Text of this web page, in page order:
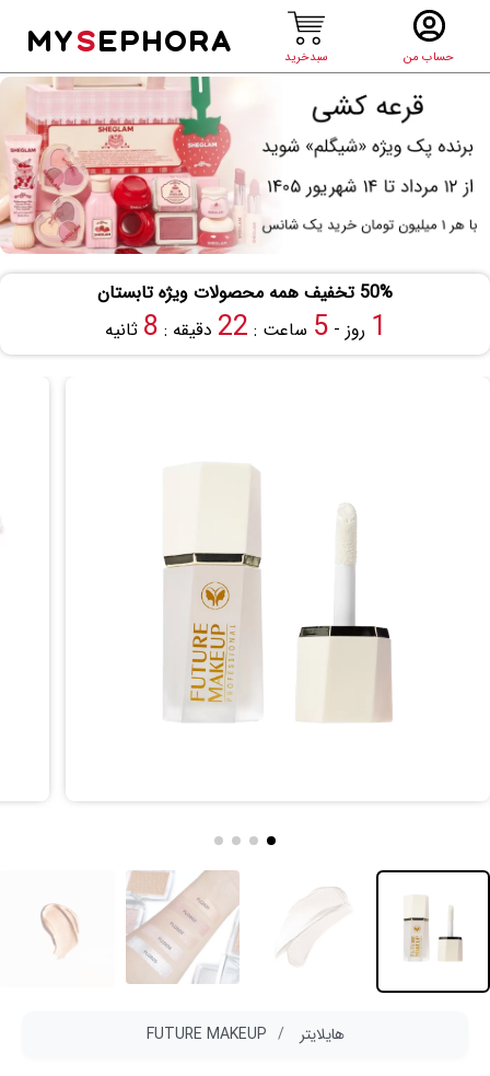
حساب من سبدخرید
MYSEPHORA
50% تخفیف همه محصولات ویژه تابستان
1 روز -5 ساعت : 22 دقیقه : 8 ثانیه
هایلایتر FUTURE MAKEUP